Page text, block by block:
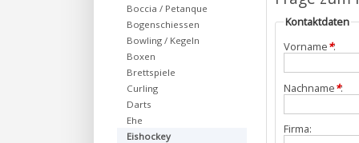
Kontaktdaten
Vorname*:
Nachname*:
Firma:
Boccia / Petanque
Bogenschiessen
Bowling / Kegeln
Boxen
Brettspiele
Curling
Darts
Ehe
Eishockey